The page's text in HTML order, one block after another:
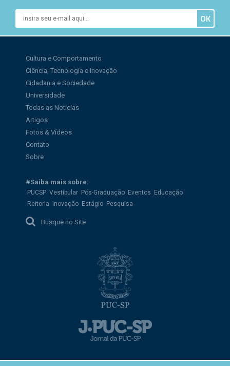
Cultura e Comportamento
Ciência, Tecnologia e Inovação
Cidadania e Sociedade
Universidade
Todas as Notícias
Artigos
Fotos & Vídeos
Contato
Sobre
#Saiba mais sobre:
PUCSP Vestibular Pós-Graduação Eventos
Educação
Reitoria
Inovação Estágio Pesquisa
Busque no Site